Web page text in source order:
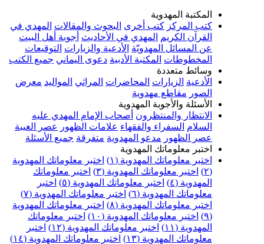
المهدوية
كتب أخرى البحوث والمقالات المهدي في
المهدي في الأحاديث أجوبة أهل البيت
المسائل المهدويّة الأدعية والزيارات التوقيعات
المكتبة الأدبية دعوى اليماني جميع الكتب
متعددة
الزيارات المحاضرات المراثي المواليد معرض
مقاطع مهدوية
والأجوبة المهدوية
والمنتظرون أصحاب الإمام المهدي عليه
السفراء والفقهاء علامات الظهور عصر الغيبة
مدعو المهدوية متفرقة جميع الأسئلة
معلوماتك المهدوية
معلوماتك المهدوية (١)
اختبر معلوماتك المهدوية
اختبر معلوماتك المهدوية (٣)
اختبر معلوماتك
اختبر معلوماتك المهدوية (٥)
اختبر
المهدوية (٦)
اختبر معلوماتك المهدوية (٧)
معلوماتك المهدوية (٨)
اختبر معلوماتك المهدوية
اختبر معلوماتك المهدوية (١٠)
اختبر معلوماتك
اختبر معلوماتك المهدوية (١٢)
اختبر
المهدوية (١٣)
اختبر معلوماتك المهدوية (١٤)